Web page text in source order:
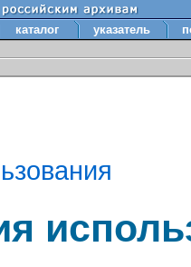
каталог указатель